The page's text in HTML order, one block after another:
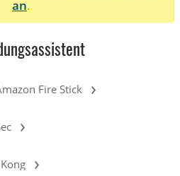
an.
Fire Stick ›
›
›